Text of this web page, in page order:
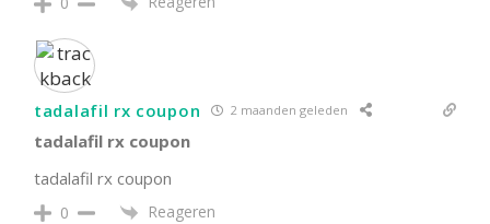
tadalafil rx coupon 2 maanden geleden
tadalafil rx coupon
tadalafil rx coupon
0 Reageren